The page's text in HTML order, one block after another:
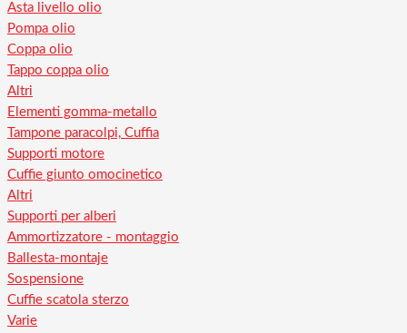
Asta livello olio
Pompa olio
Coppa olio
Tappo coppa olio
Altri
Elementi gomma-metallo
Tampone paracolpi, Cuffia
Supporti motore
Cuffie giunto omocinetico
Altri
Supporti per alberi
Ammortizzatore - montaggio
Ballesta-montaje
Sospensione
Cuffie scatola sterzo
Varie